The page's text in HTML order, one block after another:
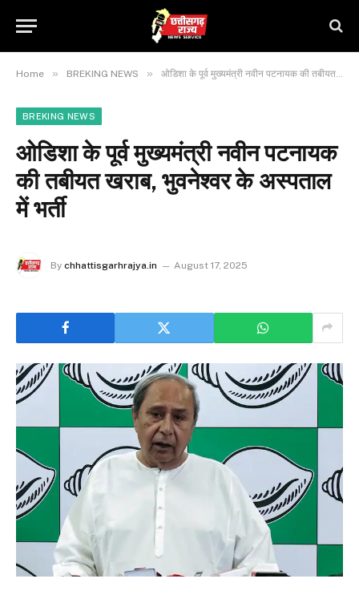
Home » BREKING NEWS » ओडिशा के पूर्व मुख्यमंत्री नवीन पटनायक की तबीयत खराब, भुवनेश्वर के अस्पताल में भर्ती
BREKING NEWS
ओडिशा के पूर्व मुख्यमंत्री नवीन पटनायक
की तबीयत खराब, भुवनेश्वर के अस्पताल
में भर्ती
By chhattisgarhrajya.in August 17, 2025